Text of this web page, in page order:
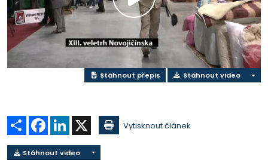
Přehrát
video
Stáhnout přepis Stáhnout video
Sdílet Facebook
LinkedIn Vytisknout článek
Stáhnout video